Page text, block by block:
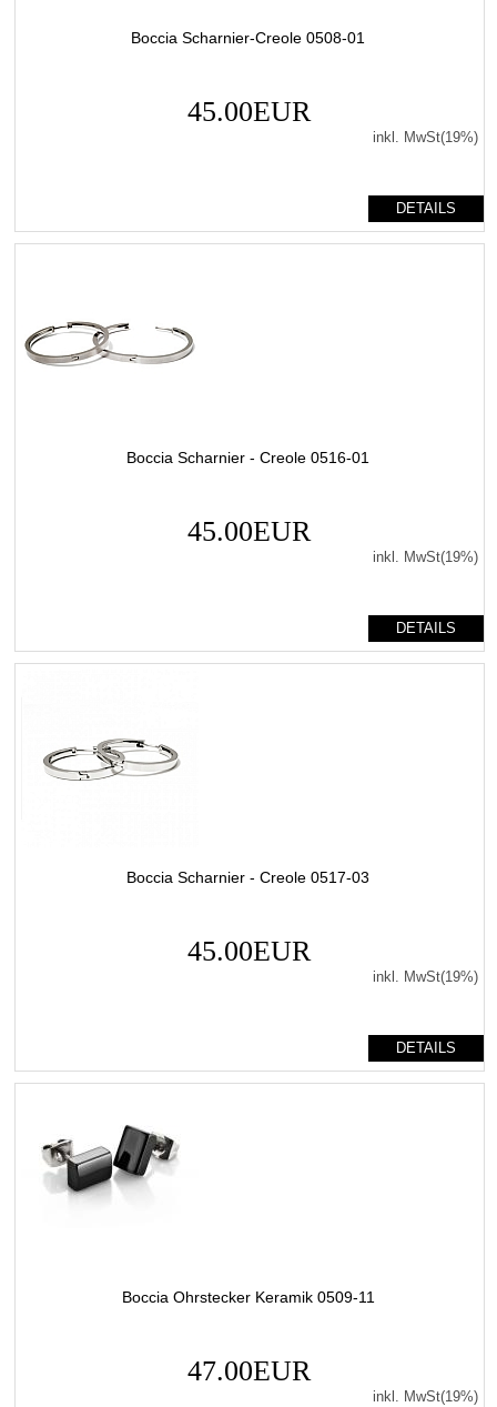
Boccia Scharnier-Creole 0508-01
45.00EUR
inkl. MwSt(19%)
DETAILS
Boccia Scharnier - Creole 0516-01
45.00EUR
inkl. MwSt(19%)
DETAILS
Boccia Scharnier - Creole 0517-03
45.00EUR
inkl. MwSt(19%)
DETAILS
Boccia Ohrstecker Keramik 0509-11
47.00EUR
inkl. MwSt(19%)